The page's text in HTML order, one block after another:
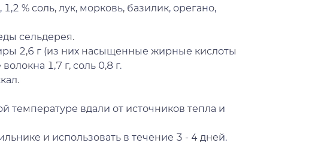
% соль, лук, морковь, базилик, орегано,
сельдерея.
2,6 г (из них насыщенные жирные кислоты
1,7 г, соль 0,8 г.
температуре вдали от источников тепла и
и использовать в течение 3 - 4 дней.